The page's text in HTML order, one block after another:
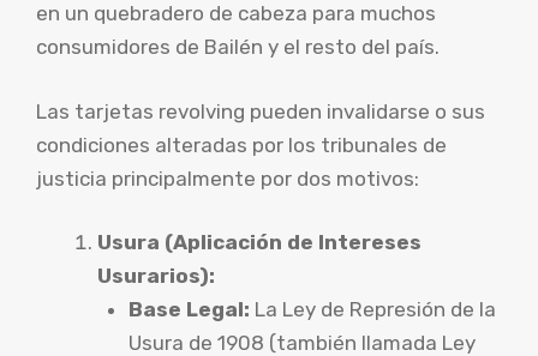
en un quebradero de cabeza para muchos
consumidores de Bailén y el resto del país.
Las tarjetas revolving pueden invalidarse o sus
condiciones alteradas por los tribunales de
justicia principalmente por dos motivos:
Usura (Aplicación de Intereses
Usurarios):
Base Legal: La Ley de Represión de la
Usura de 1908 (también llamada Ley